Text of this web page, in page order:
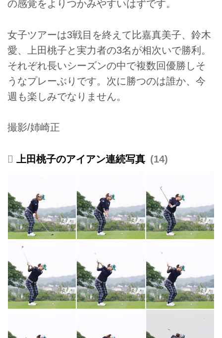
の感覚をよりつかみやすいはずです。
女子ツアーは3戦目を終えて比嘉真美子、鈴木
愛、上田桃子と実力者の3名が相次いで勝利。
それぞれ長いシーズンの中で複数回優勝しそ
うなプレーぶりです。次に勝つのは誰か、今
週も楽しみでなりません。
撮影/姉崎正
上田桃子のアイアン連続写真 14